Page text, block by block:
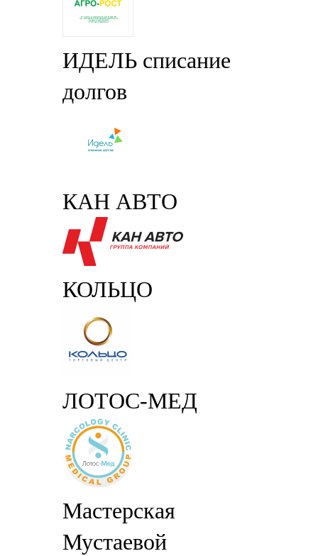
ИДЕЛЬ списание
долгов
КАН АВТО
КОЛЬЦО
ЛОТОС-МЕД
Мастерская
Мустаевой